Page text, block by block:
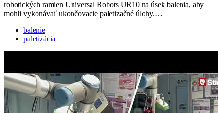
robotických ramien Universal Robots UR10 na úsek balenia, aby
mohli vykonávať ukončovacie paletizačné úlohy.…
balenie
paletizácia